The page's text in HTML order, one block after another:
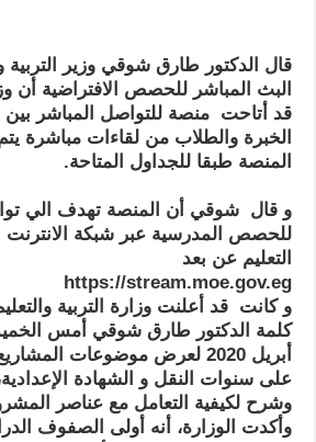
قال الدكتور طارق شوقي وزير التربية
البث المباشر للحصص الافتراضية أن
قد أتاحت منصة للتواصل المباشر بين
الخبرة والطلاب من لقاءات مباشرة
المنصة طبقا للجداول المتاحة.
و قال شوقي أن المنصة تهدف الي
للحصص المدرسية عبر شبكة الانترنت
التعليم عن بعد
https://stream.moe.gov.eg
و كانت قد أعلنت وزارة التربية
كلمة الدكتور طارق شوقي أمس
أبريل 2020 لعرض موضوعات
على سنوات النقل و الشهادة
وشرح لكيفية التعامل مع عناصر
وأكدت الوزارة، أنه أولى الصفوف